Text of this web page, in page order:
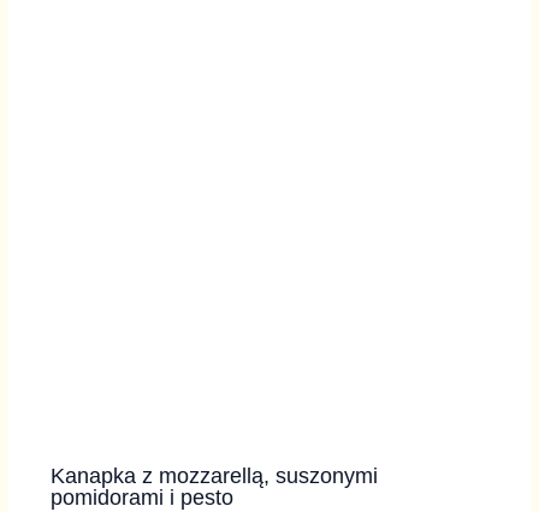
Kanapka z mozzarellą, suszonymi
pomidorami i pesto